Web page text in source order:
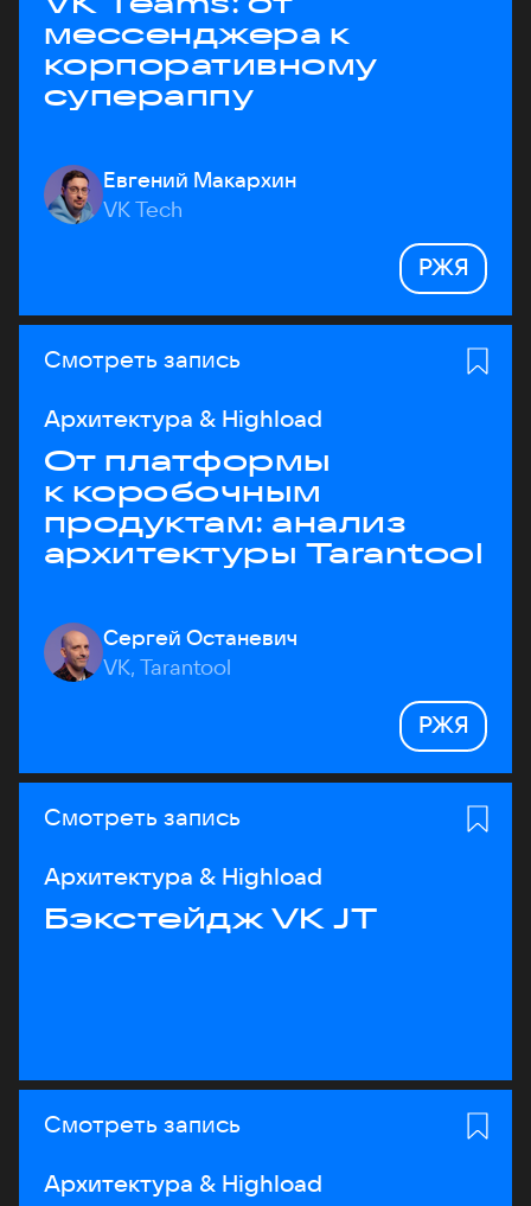
мессенджера к
корпоративному
супераппу
Евгений Макархин
VK Tech
РЖЯ
Смотреть запись
Архитектура & Highload
От платформы
к коробочным
продуктам: анализ
архитектуры Tarantool
Сергей Останевич
VK, Tarantool
РЖЯ
Смотреть запись
Архитектура & Highload
Бэкстейдж VK JT
Смотреть запись
Архитектура & Highload